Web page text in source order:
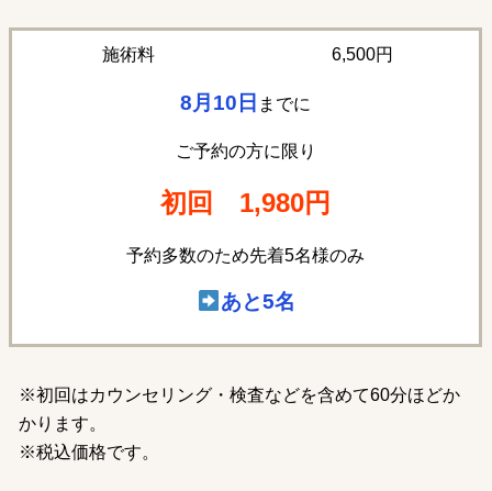
施術料 6,500円
8月10 日 までに
ご予約の方に限り
初回 1,980円
予約多数のため先着5名様のみ
あと5名
※初回はカウンセリング・検査などを含めて60分ほどか
かります。
※税込価格です。